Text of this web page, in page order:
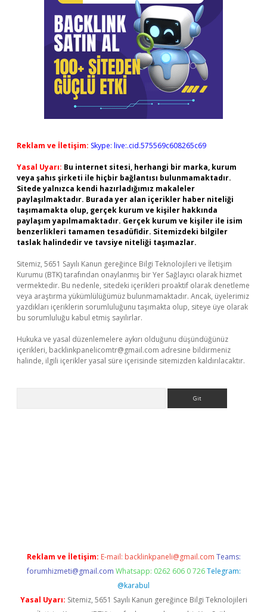
Reklam ve İletişim: Skype: live:.cid.575569c608265c69
Yasal Uyarı: Bu internet sitesi, herhangi bir marka, kurum
veya şahıs şirketi ile hiçbir bağlantısı bulunmamaktadır.
Sitede yalnızca kendi hazırladığımız makaleler
paylaşılmaktadır. Burada yer alan içerikler haber niteliği
taşımamakta olup, gerçek kurum ve kişiler hakkında
paylaşım yapılmamaktadır. Gerçek kurum ve kişiler ile isim
benzerlikleri tamamen tesadüfidir. Sitemizdeki bilgiler
taslak halindedir ve tavsiye niteliği taşımazlar.
Sitemiz, 5651 Sayılı Kanun gereğince Bilgi Teknolojileri ve İletişim
Kurumu (BTK) tarafından onaylanmış bir Yer Sağlayıcı olarak hizmet
vermektedir. Bu nedenle, sitedeki içerikleri proaktif olarak denetleme
veya araştırma yükümlülüğümüz bulunmamaktadır. Ancak, üyelerimiz
yazdıkları içeriklerin sorumluluğunu taşımakta olup, siteye üye olarak
bu sorumluluğu kabul etmiş sayılırlar.
Hukuka ve yasal düzenlemelere aykırı olduğunu düşündüğünüz
içerikleri, backlinkpanelicomtr@gmail.com adresine bildirmeniz
halinde, ilgili içerikler yasal süre içerisinde sitemizden kaldırılacaktır.
Reklam ve İletişim: E-mail: backlinkpaneli@gmail.com Teams:
forumhizmeti@gmail.com Whatsapp: 0262 606 0 726 Telegram:
@karabul
Yasal Uyarı: Sitemiz, 5651 Sayılı Kanun gereğince Bilgi Teknolojileri